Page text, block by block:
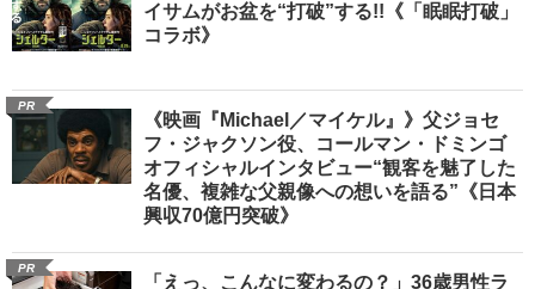
イサムがお盆を“打破”する!!《「眠眠打破」
コラボ》
PR
《映画『Michael／マイケル』》父ジョセ
フ・ジャクソン役、コールマン・ドミンゴ
オフィシャルインタビュー“観客を魅了した
名優、複雑な父親像への想いを語る”《日本
興収70億円突破》
PR
「えっ、こんなに変わるの？」36歳男性ラ